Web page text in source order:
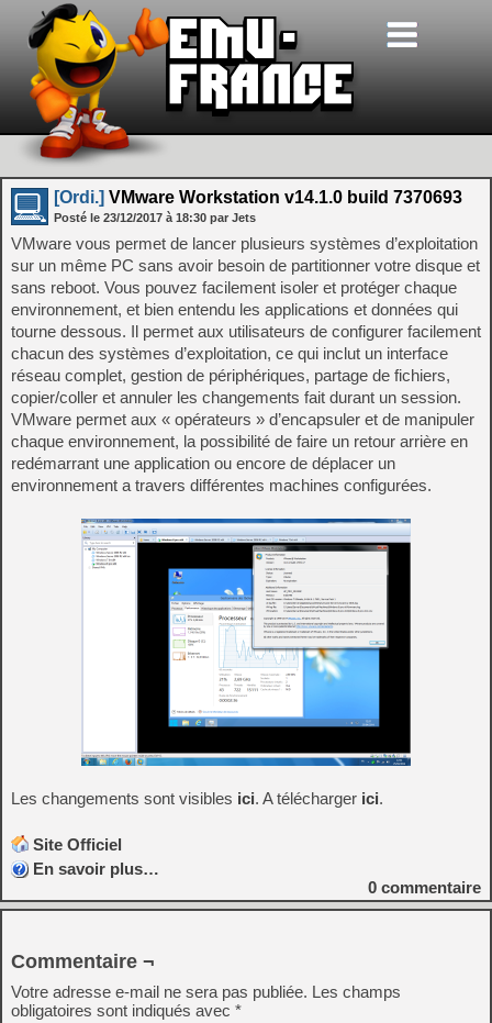
[Ordi.] VMware Workstation v14.1.0 build 7370693
Posté le 23/12/2017 à 18:30 par Jets
VMware vous permet de lancer plusieurs systèmes d’exploitation
sur un même PC sans avoir besoin de partitionner votre disque et
sans reboot. Vous pouvez facilement isoler et protéger chaque
environnement, et bien entendu les applications et données qui
tourne dessous. Il permet aux utilisateurs de configurer facilement
chacun des systèmes d’exploitation, ce qui inclut un interface
réseau complet, gestion de périphériques, partage de fichiers,
copier/coller et annuler les changements fait durant un session.
VMware permet aux « opérateurs » d’encapsuler et de manipuler
chaque environnement, la possibilité de faire un retour arrière en
redémarrant une application ou encore de déplacer un
environnement a travers différentes machines configurées.
Les changements sont visibles ici. A télécharger ici.
Site Officiel
En savoir plus…
0 commentaire
Commentaire ¬
Votre adresse e-mail ne sera pas publiée. Les champs
obligatoires sont indiqués avec *